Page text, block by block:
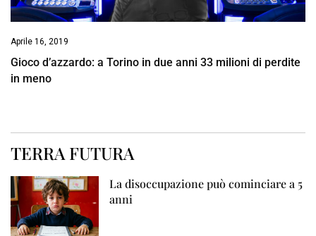
Aprile 16, 2019
Gioco d’azzardo: a Torino in due anni 33 milioni di perdite
in meno
TERRA FUTURA
La disoccupazione può cominciare a 5
anni